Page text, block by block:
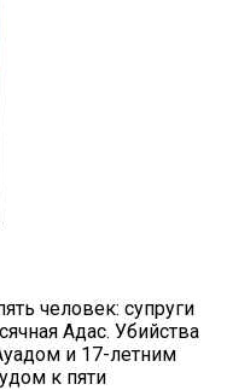
человек: супруги
Адас. Убийства
и 17-летним
к пяти